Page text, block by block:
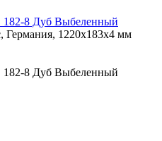
182-8 Дуб Выбеленный
Германия, 1220x183x4 мм
182-8 Дуб Выбеленный